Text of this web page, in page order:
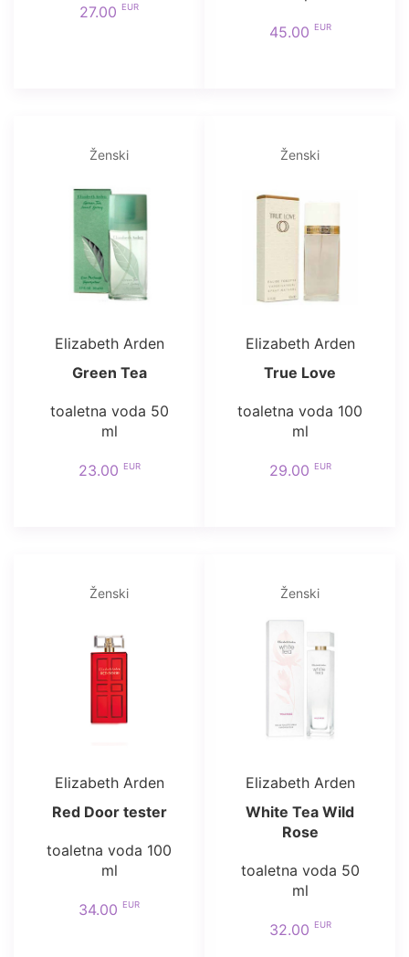
27.00 EUR
45.00 EUR
Ženski
Elizabeth Arden
Green Tea
toaletna voda 50
ml
23.00 EUR
Ženski
Elizabeth Arden
True Love
toaletna voda 100
ml
29.00 EUR
Ženski
Elizabeth Arden
Red Door tester
toaletna voda 100
ml
34.00 EUR
Ženski
Elizabeth Arden
White Tea Wild
Rose
toaletna voda 50
ml
32.00 EUR